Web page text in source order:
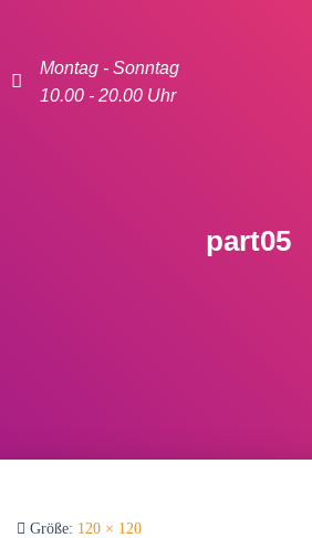
Montag - Sonntag
10.00 - 20.00 Uhr
part05
Größe: 120 × 120